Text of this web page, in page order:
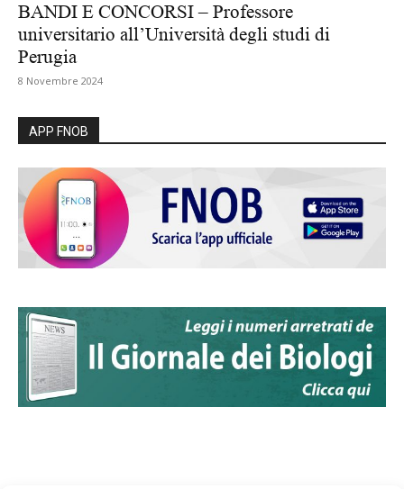
BANDI E CONCORSI – Professore
universitario all’Università degli studi di
Perugia
8 Novembre 2024
APP FNOB